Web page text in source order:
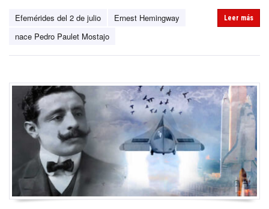
Efemérides del 2 de julio
Ernest Hemingway
nace Pedro Paulet Mostajo
Leer más